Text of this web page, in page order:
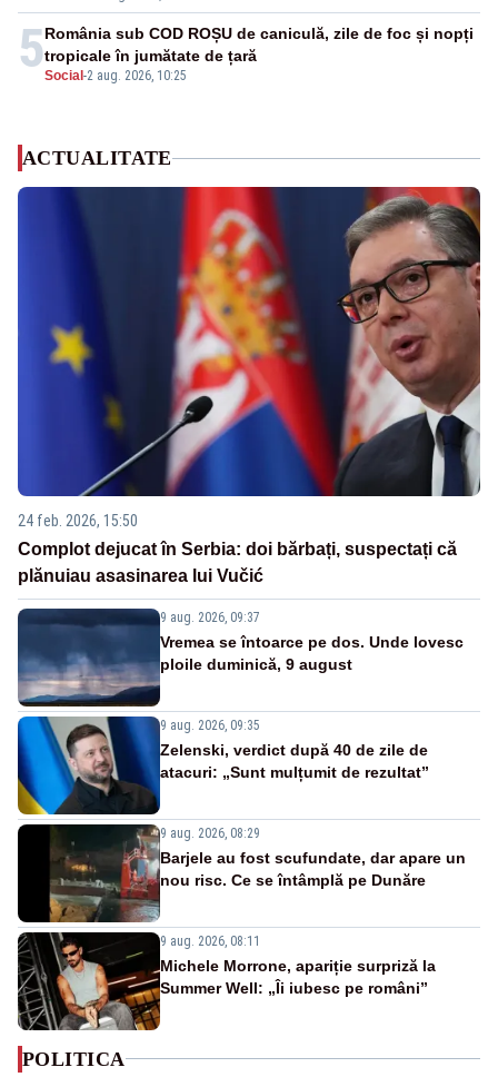
5Social -2 aug. 2026, 10:25
România sub COD ROȘU de caniculă, zile de foc și nopți
tropicale în jumătate de țară
ACTUALITATE
24 feb. 2026, 15:50
Complot dejucat în Serbia: doi bărbați, suspectați că
plănuiau asasinarea lui Vučić
9 aug. 2026, 09:37
Vremea se întoarce pe dos. Unde lovesc
ploile duminică, 9 august
9 aug. 2026, 09:35
Zelenski, verdict după 40 de zile de
atacuri: „Sunt mulțumit de rezultat”
9 aug. 2026, 08:29
Barjele au fost scufundate, dar apare un
nou risc. Ce se întâmplă pe Dunăre
9 aug. 2026, 08:11
Michele Morrone, apariție surpriză la
Summer Well: „Îi iubesc pe români”
POLITICA